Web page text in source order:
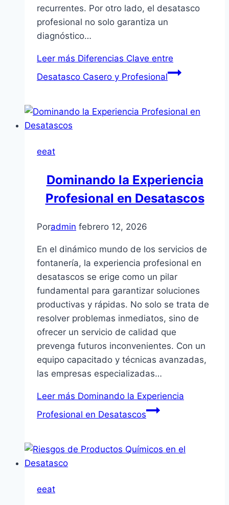
recurrentes. Por otro lado, el desatasco
profesional no solo garantiza un
diagnóstico…
Leer más Diferencias Clave entre
Desatasco Casero y Profesional
eeat
Dominando la Experiencia
Profesional en Desatascos
Poradmin febrero 12, 2026
En el dinámico mundo de los servicios de
fontanería, la experiencia profesional en
desatascos se erige como un pilar
fundamental para garantizar soluciones
productivas y rápidas. No solo se trata de
resolver problemas inmediatos, sino de
ofrecer un servicio de calidad que
prevenga futuros inconvenientes. Con un
equipo capacitado y técnicas avanzadas,
las empresas especializadas…
Leer más Dominando la Experiencia
Profesional en Desatascos
eeat